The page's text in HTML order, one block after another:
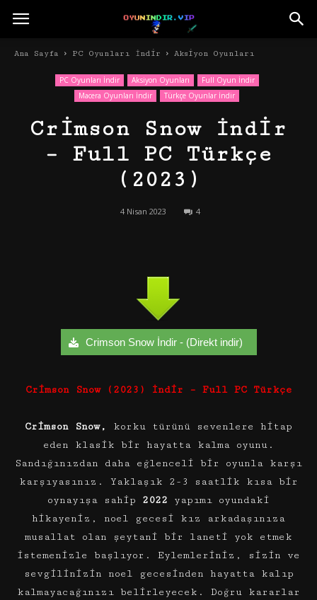
Ana Sayfa PC Oyunları İndir Aksiyon Oyunları
PC Oyunları İndir Aksiyon Oyunları
Full Oyun İndir
Macera Oyunları İndir
Türkçe Oyunlar İndir
Crimson Snow İndir
– Full PC Türkçe
(2023)
4 Nisan 2023 4
Crimson Snow İndir - (Direkt indir)
Crimson Snow (2023) İndir – Full PC Türkçe
Crimson Snow, korku türünü sevenlere hitap
eden klasik bir hayatta kalma oyunu.
Sandığınızdan daha eğlenceli bir oyunla karşı
karşıyasınız. Yaklaşık 2-3 saatlik kısa bir
oynayışa sahip 2022 yapımı oyundaki
hikayeniz, noel gecesi kız arkadaşınıza
musallat olan şeytani bir laneti yok etmek
istemenizle başlıyor. Eylemleriniz, sizin ve
sevgilinizin noel gecesinden hayatta kalıp
kalmayacağınızı belirleyecek. Doğru kararlar